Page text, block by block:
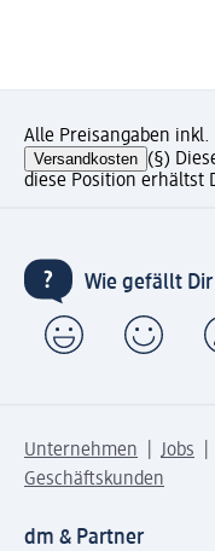
Alle Preisangaben
Versandkosten (§)
diese Position erhältst
Wie gefällt Dir
Unternehmen Jobs
Geschäftskunden
dm & Partner